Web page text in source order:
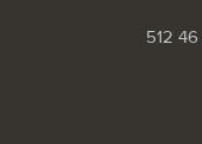
512